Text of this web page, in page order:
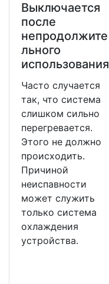
Выключается
после
непродолжите
льного
использования
Часто случается
так, что система
слишком сильно
перегревается.
Этого не должно
происходить.
Причиной
неиспавности
может служить
только система
охлаждения
устройства.